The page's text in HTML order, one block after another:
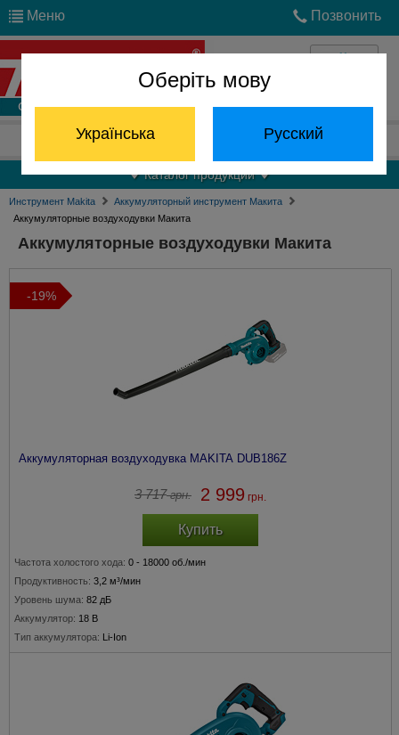
Оберіть мову
Українська Русский
Меню Позвонить
Войти
Отдел запчастей: (068) 824-24-24
Каталог продукции
Инструмент Makita
Аккумуляторный инструмент Макита
Аккумуляторные воздуходувки Макита
Аккумуляторные воздуходувки Макита
-19%
Аккумуляторная воздуходувка MAKITA DUB186Z
3 717грн. 2 999 грн.
Купить
Частота холостого хода: 0 - 18000 об./мин
Продуктивность: 3,2 м³/мин
Уровень шума: 82 дБ
Аккумулятор: 18 В
Тип аккумулятора: Li-Ion